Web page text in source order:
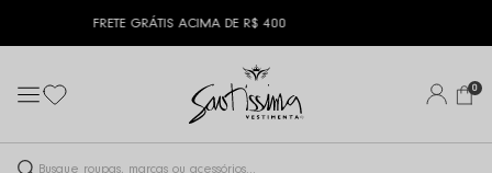
10% OFF NA PRIMEIRA COMPRA | CUPOM:
0